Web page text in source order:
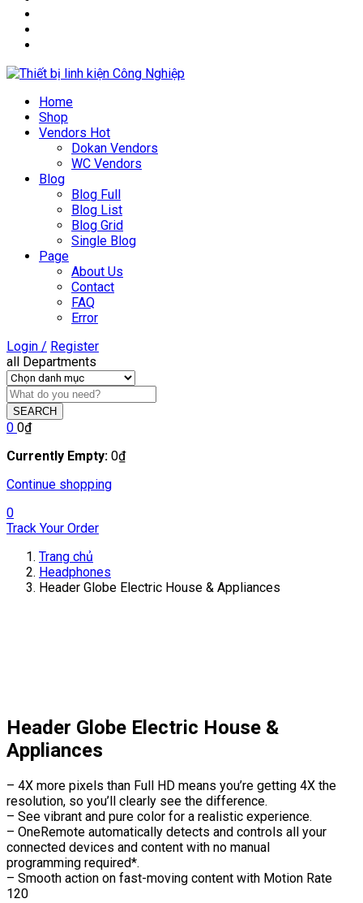
Home
Shop
Vendors Hot
Dokan Vendors
WC Vendors
Blog
Blog Full
Blog List
Blog Grid
Single Blog
Page
About Us
Contact
FAQ
Error
Login / Register
all Departments
SEARCH
0 0₫
Currently Empty: 0₫
Continue shopping
0
Track Your Order
Trang chủ
Headphones
Header Globe Electric House & Appliances
Header Globe Electric House &
Appliances
– 4X more pixels than Full HD means you’re getting 4X the
resolution, so you’ll clearly see the difference.
– See vibrant and pure color for a realistic experience.
– OneRemote automatically detects and controls all your
connected devices and content with no manual
programming required*.
– Smooth action on fast-moving content with Motion Rate
120